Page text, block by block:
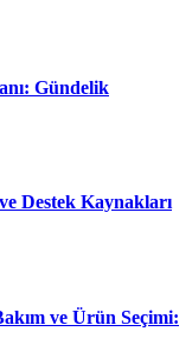
Gündelik
Destek Kaynakları
ve Ürün Seçimi: